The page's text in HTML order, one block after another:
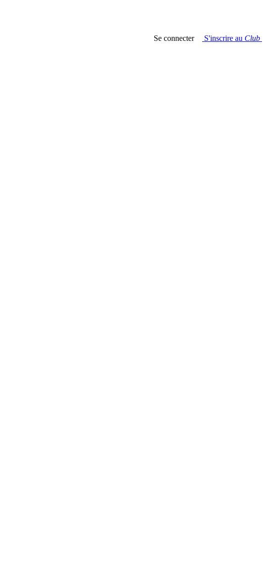
Se connecter S'inscrire au Club